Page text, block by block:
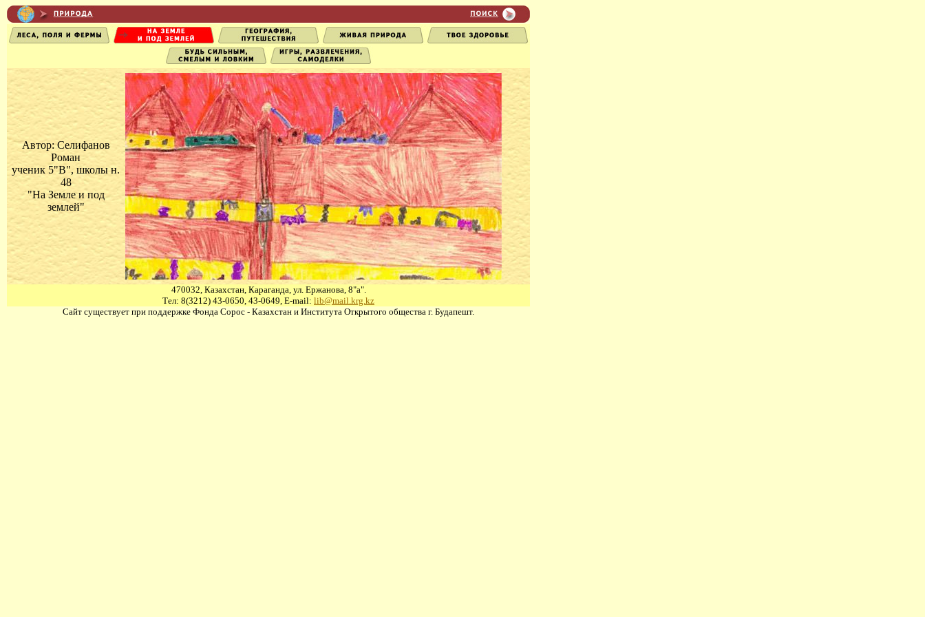
470032, Казахстан, Караганда, ул. Ержанова, 8"а".
Тел: 8(3212) 43-0650, 43-0649, E-mail: lib@mail.krg.kz
Сайт существует при поддержке Фонда Сорос - Казахстан и Института Открытого общества г. Будапешт.
Автор: Селифанов
Роман
ученик 5"В", школы н.
48
"На Земле и под
землей"